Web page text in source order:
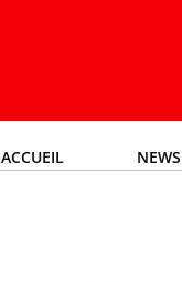
ACCUEIL NEWS